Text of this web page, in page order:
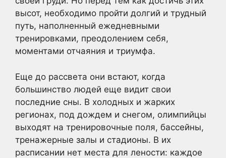
высот, необходимо пройти долгий и трудный
путь, наполненный ежедневными
тренировками, преодолением себя,
моментами отчаяния и триумфа.
Еще до рассвета они встают, когда
большинство людей еще видит свои
последние сны. В холодных и жарких
регионах, под дождем и снегом, олимпийцы
выходят на тренировочные поля, бассейны,
тренажерные залы и стадионы. В их
расписании нет места для лености: каждое